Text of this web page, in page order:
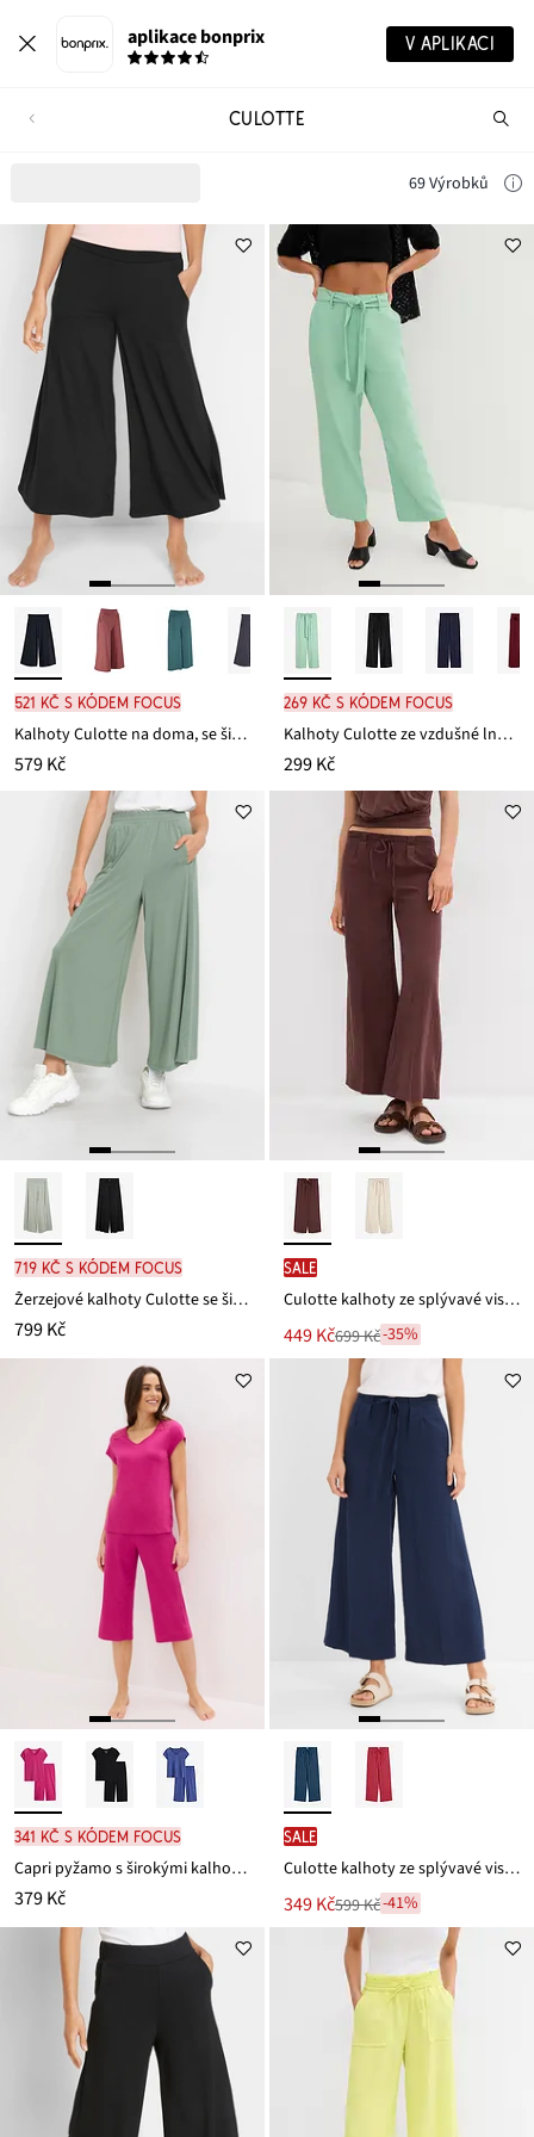
aplikace bonprix V APLIKACI
CULOTTE
69 Výrobků
521 Kč s kódem FOCUS
Kalhoty Culotte na doma, se širokými nohavicemi
579 Kč
269 Kč s kódem FOCUS
Kalhoty Culotte ze vzdušné lněné směsi
299 Kč
719 Kč s kódem FOCUS
Žerzejové kalhoty Culotte se širokými nohavicemi
799 Kč
SALE
Culotte kalhoty ze splývavé viskózové směsi
Nová
cena
449 Kč
Zlevněno699 Kč-35%
341 Kč s kódem FOCUS
Capri pyžamo s širokými kalhotami
379 Kč
SALE
Culotte kalhoty ze splývavé viskózové směsi
Nová
cena
349 Kč
Zlevněno599 Kč-41%